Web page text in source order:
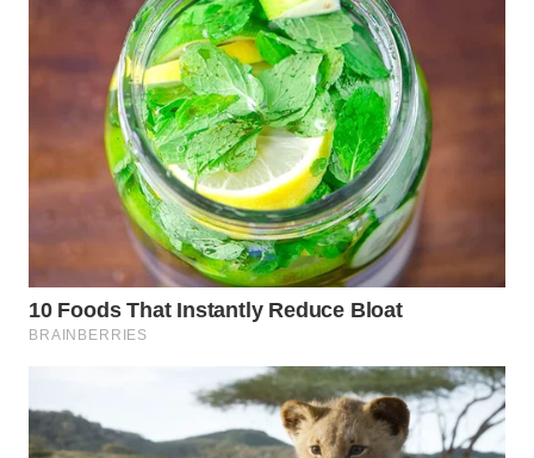
INDRAMAYU
KUNINGAN
MAJALENGKA
WN
SUBANG
SUKABUMI